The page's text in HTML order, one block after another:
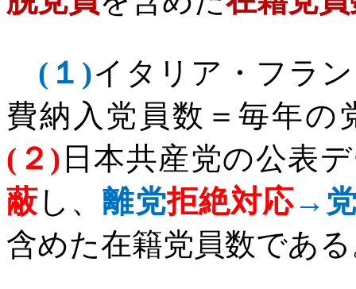
( １ )イタリア・フラ
費納入党員数＝毎年の
( ２ ) 日本共産党の公表
蔽 し、離党拒絶対応→
含めた在籍党員数であ